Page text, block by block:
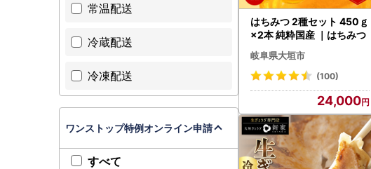
はちみつ 2種セット 450ｇ
×2本 純粋国産 ｜はちみつ
岐阜県大垣市
(100)
24,000
常温配送
冷蔵配送
冷凍配送
ワンストップ特例オンライン申請
すべて